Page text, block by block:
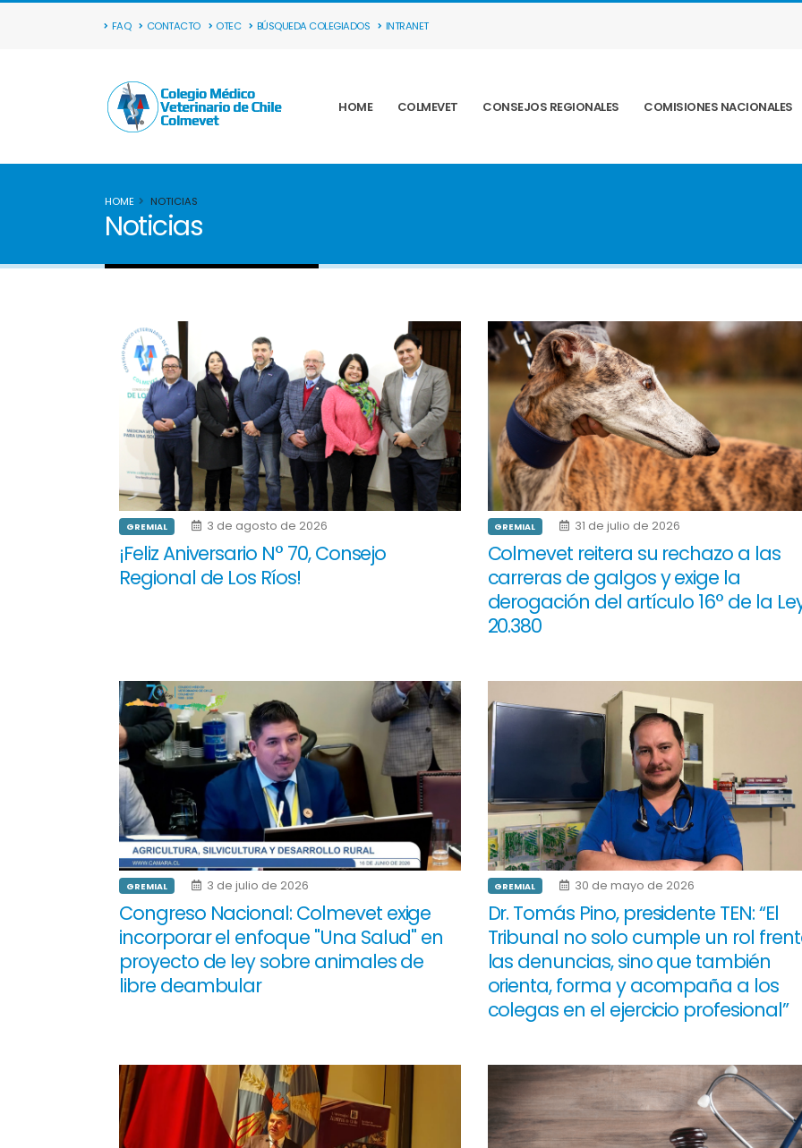
FAQ CONTACTO OTEC BÚSQUEDA COLEGIADOS INTRANET
HOME COLMEVET CONSEJOS REGIONALES COMISIONES NACIONALES
HOME NOTICIAS
Noticias
GREMIAL 3 de agosto de 2026
¡Feliz Aniversario N° 70, Consejo
Regional de Los Ríos!
GREMIAL 31 de julio de 2026
Colmevet reitera su rechazo a las
carreras de galgos y exige la
derogación del artículo 16° de la
20.380
GREMIAL 3 de julio de 2026
Congreso Nacional: Colmevet exige
incorporar el enfoque "Una Salud" en
proyecto de ley sobre animales de
libre deambular
GREMIAL 30 de mayo de 2026
Dr. Tomás Pino, presidente TEN: “El
Tribunal no solo cumple un rol
las denuncias, sino que también
orienta, forma y acompaña a los
colegas en el ejercicio profesional”